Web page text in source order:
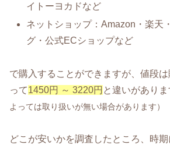
イトーヨカドなど
ネットショップ：Amazon・楽天
グ・公式ECショップなど
で購入することができますが、値段
って1450円 ～ 3220円 と違いがありま
よっては取り扱いが無い場合があります）
どこが安いかを調査したところ、時